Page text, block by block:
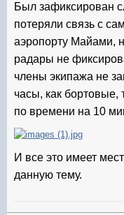
Был зафиксирован
потеряли связь с
аэропорту Майами,
радары не
члены экипажа не
часы, как бортовые,
по времени на 10
И все это имеет
данную тему.